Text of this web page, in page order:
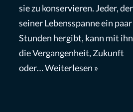
sie zu konservieren. Jeder,
seiner Lebensspanne ein paar
Stunden hergibt, kann mit
die Vergangenheit, Zukunft
oder…Weiterlesen »